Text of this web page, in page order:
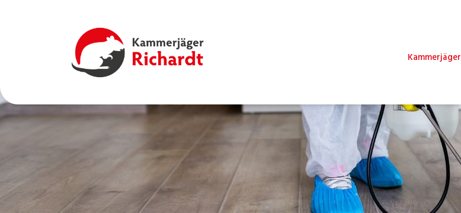
Kammerjäger